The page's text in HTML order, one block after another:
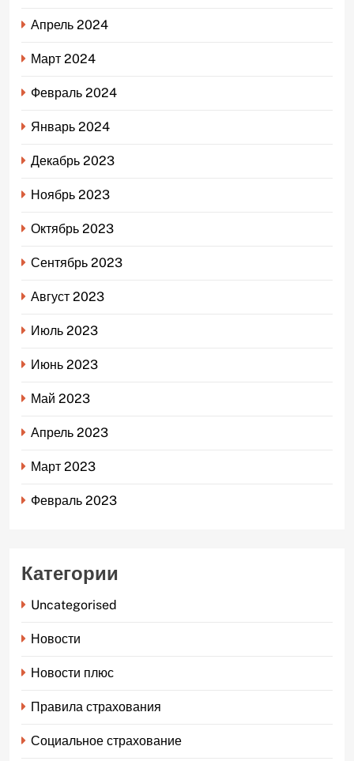
Апрель 2024
Март 2024
Февраль 2024
Январь 2024
Декабрь 2023
Ноябрь 2023
Октябрь 2023
Сентябрь 2023
Август 2023
Июль 2023
Июнь 2023
Май 2023
Апрель 2023
Март 2023
Февраль 2023
Категории
Uncategorised
Новости
Новости плюс
Правила страхования
Социальное страхование